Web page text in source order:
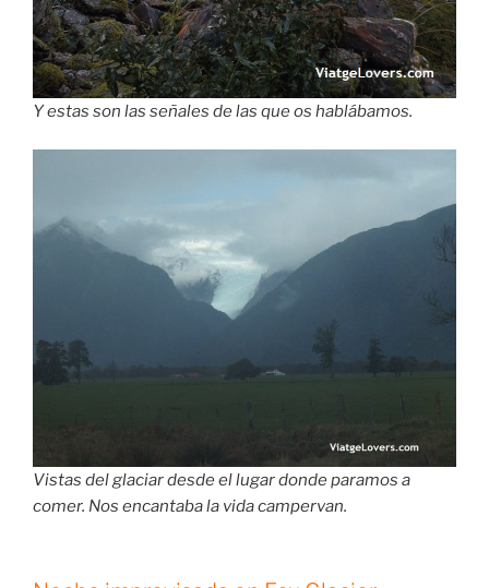
Y estas son las señales de las que os hablábamos.
Vistas del glaciar desde el lugar donde paramos a
comer. Nos encantaba la vida campervan.